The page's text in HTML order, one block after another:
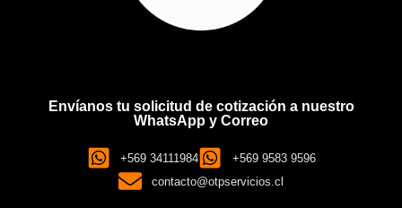
Envíanos tu solicitud de cotización a nuestro
WhatsApp y Correo
+569 34111984
+569 9583 9596
contacto@otpservicios.cl